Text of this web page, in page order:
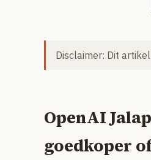
Disclaimer: Dit
OpenAI
goedkoper